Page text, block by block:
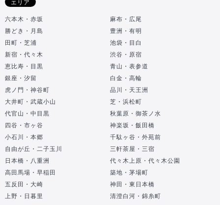
エリア
六本木・赤坂
麻布・広尾
勝どき・月島
豊洲・有明
田町・芝浦
池袋・目白
新宿・代々木
渋谷・原宿
恵比寿・目黒
青山・表参道
銀座・汐留
白金・高輪
虎ノ門・神谷町
品川・天王洲
大井町・武蔵小山
芝・浜松町
代官山・中目黒
秋葉原・御茶ノ水
四谷・市ヶ谷
神楽坂・飯田橋
小石川・本郷
千駄ヶ谷・外苑前
自由が丘・二子玉川
三軒茶屋・三宿
日本橋・八重洲
代々木上原・代々木公園
高田馬場・早稲田
築地・茅場町
五反田・大崎
神田・東日本橋
上野・日暮里
清澄白河・錦糸町